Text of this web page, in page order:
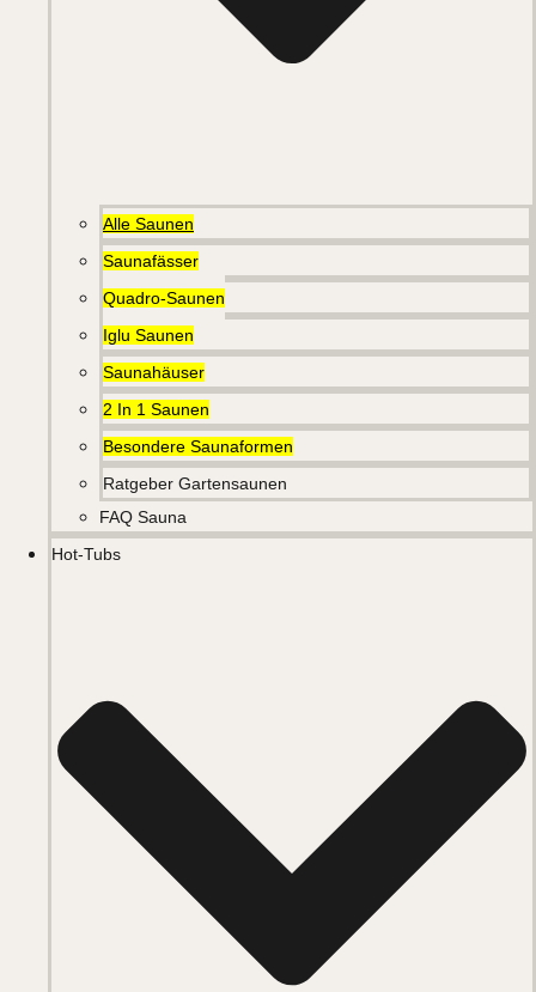
Alle Saunen
Saunafässer
Quadro-Saunen
Iglu Saunen
Saunahäuser
2 In 1 Saunen
Besondere Saunaformen
Ratgeber Gartensaunen
FAQ Sauna
Hot-Tubs